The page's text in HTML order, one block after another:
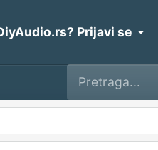
Prijavi se